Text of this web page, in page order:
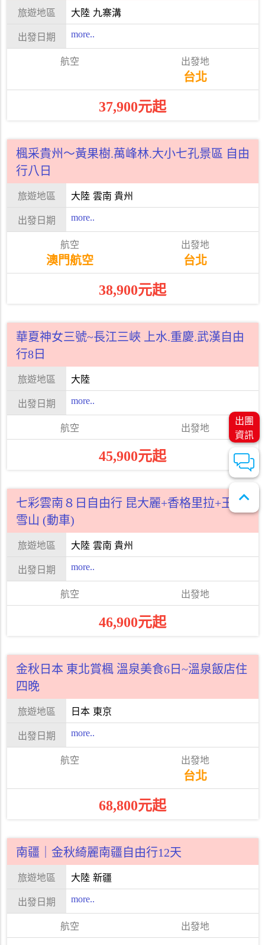
出團
資訊
expand_less
大陸 九寨溝
more..
台北
37,900元起
楓采貴州～黃果樹.萬峰林.大小七孔景區 自由
行八日
大陸 雲南 貴州
more..
澳門航空 台北
38,900元起
華夏神女三號~長江三峽 上水.重慶.武漢自由
行8日
大陸
more..
45,900元起
七彩雲南８日自由行 昆大麗+香格里拉+玉龍
雪山 (動車)
大陸 雲南 貴州
more..
46,900元起
金秋日本 東北賞楓 溫泉美食6日~溫泉飯店住
四晚
日本 東京
more..
台北
68,800元起
南疆｜金秋綺麗南疆自由行12天
大陸 新疆
more..